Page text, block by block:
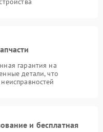
гарантия на
детали, что
и бесплатная